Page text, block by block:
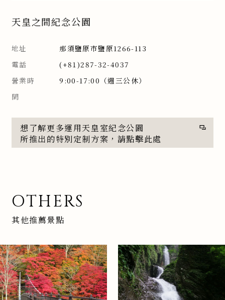
天皇之間紀念公園
地址
那須鹽原市鹽原1266-113
電話
(+81)287-32-4037
營業時
間
9:00-17:00（週三公休）
想了解更多運用天皇室紀念公園
所推出的特別定制方案，請點擊此處
OTHERS
其他推薦景點